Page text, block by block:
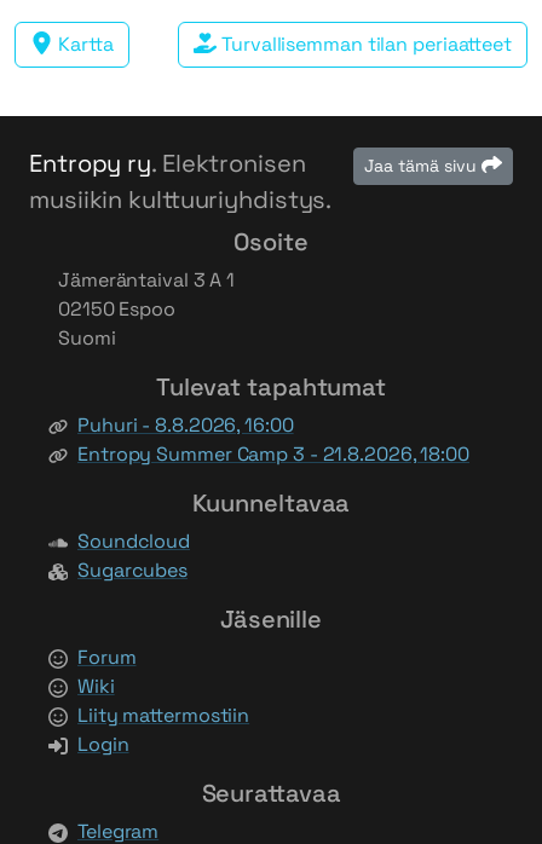
Kartta Turvallisemman tilan periaatteet
Jaa tämä sivu
Entropy ry. Elektronisen
musiikin kulttuuriyhdistys.
Osoite
Jämeräntaival 3 A 1
02150 Espoo
Suomi
Tulevat tapahtumat
Puhuri - 8.8.2026, 16:00
Entropy Summer Camp 3 - 21.8.2026, 18:00
Kuunneltavaa
Soundcloud
Sugarcubes
Jäsenille
Forum
Wiki
Liity mattermostiin
Login
Seurattavaa
Telegram